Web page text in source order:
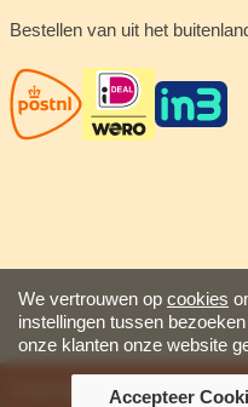
We vertrouwen op cookies
instellingen tussen
onze klanten onze website
Accepteer
Bestellen van uit het
Copyright © 2026 Steenuil